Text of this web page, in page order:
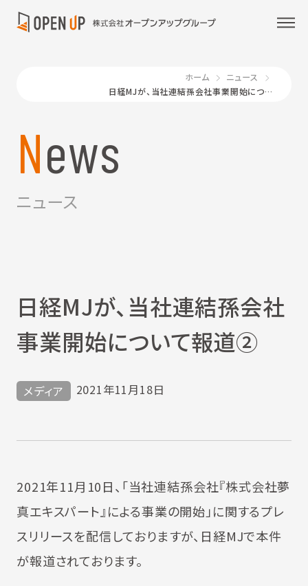
ホーム
ニュース
日経MJが、当社連結孫会社事業開始について報道②
News
ニュース
日経MJが、当社連結孫会社
事業開始について報道②
メディア 2021年11月18日
2021年11月10日、「当社連結孫会社『株式会社夢
真エキスパート』による事業の開始」に関するプレ
スリリースを配信しておりますが、日経MJで本件
が報道されております。